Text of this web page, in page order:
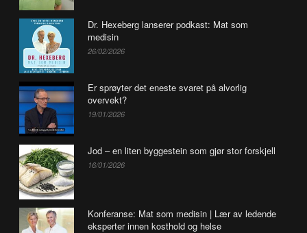
Dr. Hexeberg lanserer podkast: Mat som
medisin
26/02/2026
Er sprøyter det eneste svaret på alvorlig
overvekt?
19/01/2026
Jod – en liten byggestein som gjør stor forskjell
16/01/2026
Konferanse: Mat som medisin | Lær av ledende
eksperter innen kosthold og helse